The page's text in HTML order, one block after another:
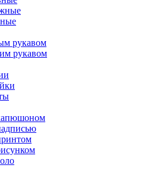
рукавом
рукавом